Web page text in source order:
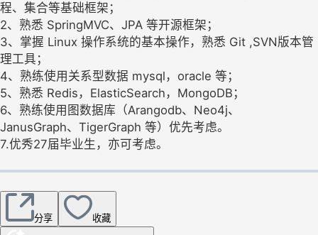
程、集合等基础框架；
2、熟悉 SpringMVC、JPA 等开源框架；
3、掌握 Linux 操作系统的基本操作，熟悉 Git ,SVN版本管
理工具；
4、熟练使用关系型数据 mysql，oracle 等；
5、熟悉 Redis，ElasticSearch，MongoDB；
6、熟练使用图数据库（Arangodb、Neo4j、
JanusGraph、TigerGraph 等）优先考虑。
7.优秀27届毕业生，亦可考虑。
分享 收藏